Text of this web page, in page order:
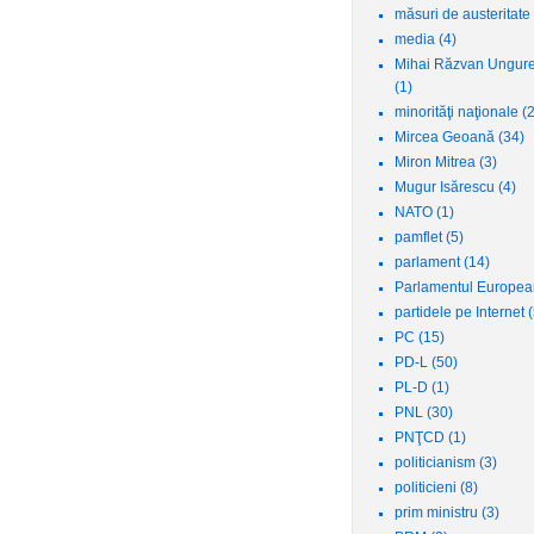
măsuri de austeritate
media (4)
Mihai Răzvan
(1)
minorităţi naţionale
Mircea Geoană (34)
Miron Mitrea (3)
Mugur Isărescu (4)
NATO (1)
pamflet(5)
parlament(14)
Parlamentul
partidele pe Internet
PC (15)
PD-L (50)
PL-D (1)
PNL (30)
PNŢCD (1)
politicianism (3)
politicieni (8)
prim ministru (3)